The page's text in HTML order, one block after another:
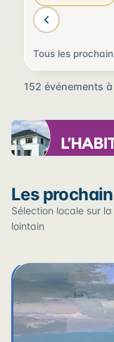
Tous les
152 événements
Cliquez sur un pin
en accueillent
+
−
Les
Sélection locale sur
lointain